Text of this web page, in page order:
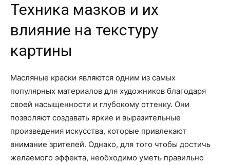
Техника мазков и их
влияние на текстуру
картины
Масляные краски являются одним из самых
популярных материалов для художников благодаря
своей насыщенности и глубокому оттенку. Они
позволяют создавать яркие и выразительные
произведения искусства, которые привлекают
внимание зрителей. Однако, для того чтобы достичь
желаемого эффекта, необходимо уметь правильно